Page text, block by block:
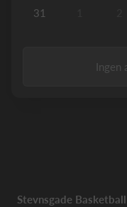
31
Ingen
Stevnsgade Basketball